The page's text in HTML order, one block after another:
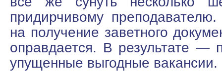
придирчивому
на получение заветного
оправдается. В результате —
упущенные выгодные вакансии.